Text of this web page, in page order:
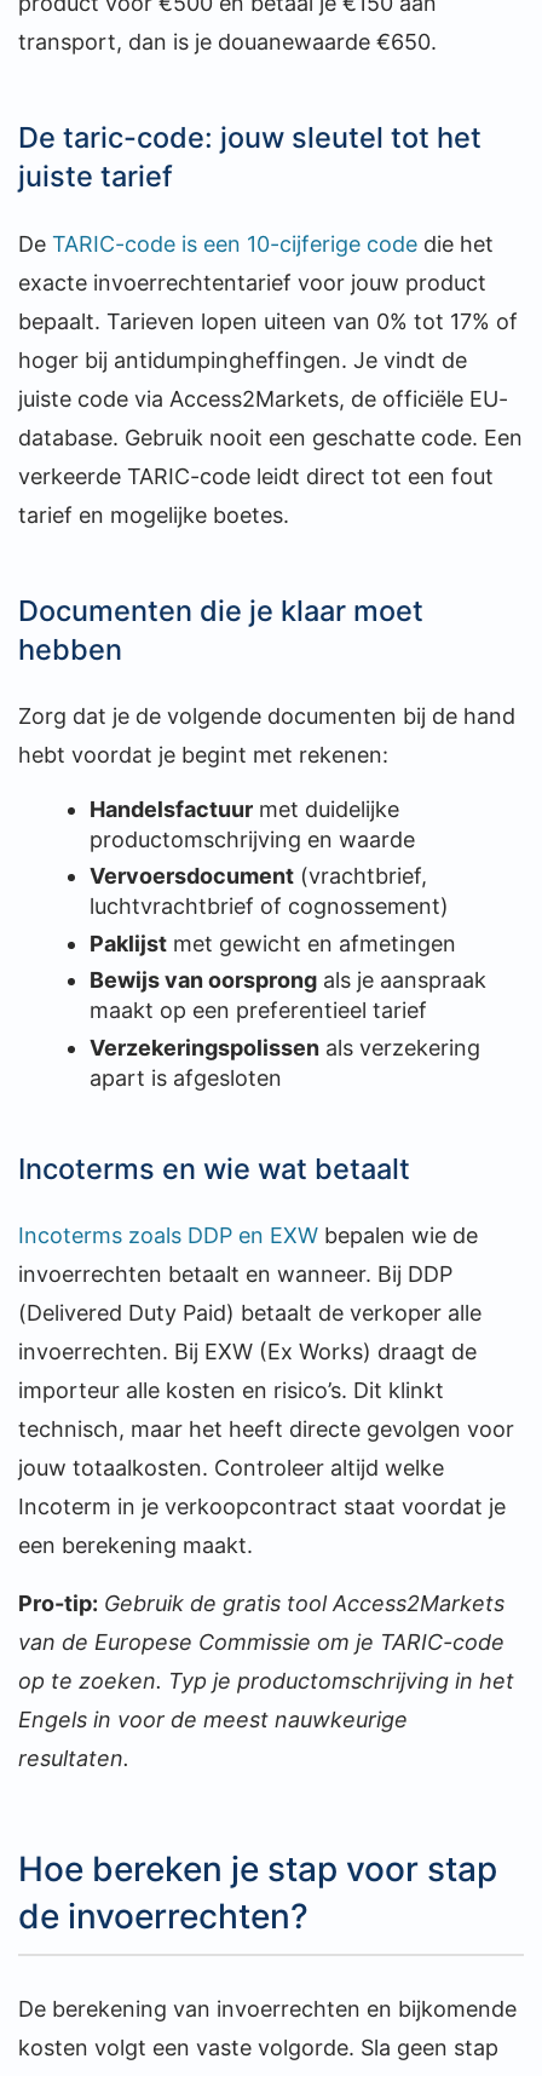
transport, dan is je douanewaarde €650.
De taric-code: jouw sleutel tot het
juiste tarief
De TARIC-code is een 10-cijferige code die het
exacte invoerrechtentarief voor jouw product
bepaalt. Tarieven lopen uiteen van 0% tot 17% of
hoger bij antidumpingheffingen. Je vindt de
juiste code via Access2Markets, de officiële EU-
database. Gebruik nooit een geschatte code. Een
verkeerde TARIC-code leidt direct tot een fout
tarief en mogelijke boetes.
Documenten die je klaar moet
hebben
Zorg dat je de volgende documenten bij de hand
hebt voordat je begint met rekenen:
Handelsfactuur met duidelijke
productomschrijving en waarde
Vervoersdocument (vrachtbrief,
luchtvrachtbrief of cognossement)
Paklijst met gewicht en afmetingen
Bewijs van oorsprong als je aanspraak
maakt op een preferentieel tarief
Verzekeringspolissen als verzekering
apart is afgesloten
Incoterms en wie wat betaalt
Incoterms zoals DDP en EXW bepalen wie de
invoerrechten betaalt en wanneer. Bij DDP
(Delivered Duty Paid) betaalt de verkoper alle
invoerrechten. Bij EXW (Ex Works) draagt de
importeur alle kosten en risico’s. Dit klinkt
technisch, maar het heeft directe gevolgen voor
jouw totaalkosten. Controleer altijd welke
Incoterm in je verkoopcontract staat voordat je
een berekening maakt.
Pro-tip: Gebruik de gratis tool Access2Markets
van de Europese Commissie om je TARIC-code
op te zoeken. Typ je productomschrijving in het
Engels in voor de meest nauwkeurige
resultaten.
Hoe bereken je stap voor stap
de invoerrechten?
De berekening van invoerrechten en bijkomende
kosten volgt een vaste volgorde. Sla geen stap